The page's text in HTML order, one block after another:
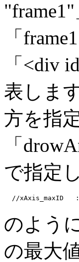
「
「<div
表しま
方を指
「
で指定
のよう
の最大